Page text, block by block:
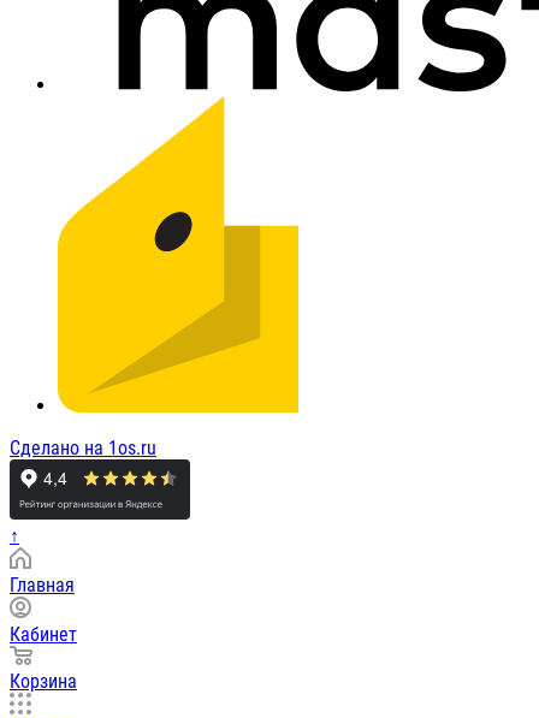
Сделано на 1os.ru
↑
Главная
Кабинет
Корзина